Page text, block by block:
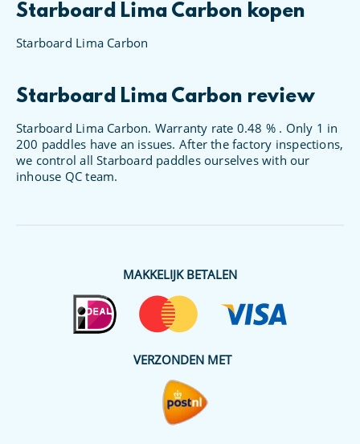
Starboard Lima Carbon kopen
Starboard Lima Carbon
Starboard Lima Carbon review
Starboard Lima Carbon. Warranty rate 0.48 % . Only 1 in
200 paddles have an issues. After the factory inspections,
we control all Starboard paddles ourselves with our
inhouse QC team.
MAKKELIJK BETALEN
VERZONDEN MET